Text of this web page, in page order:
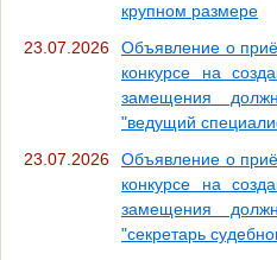
крупном размере
23.07.2026
Объявление о
конкурсе на
замещения
"ведущий
23.07.2026
Объявление о
конкурсе на
замещения
"секретарь